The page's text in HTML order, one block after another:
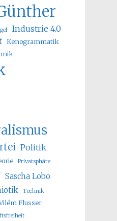
Industrie 4.0
Kenogrammatik
Politik
Privatsphäre
Sascha Lobo
Technik
Flusser